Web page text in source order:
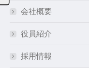
会社概要
役員紹介
採用情報